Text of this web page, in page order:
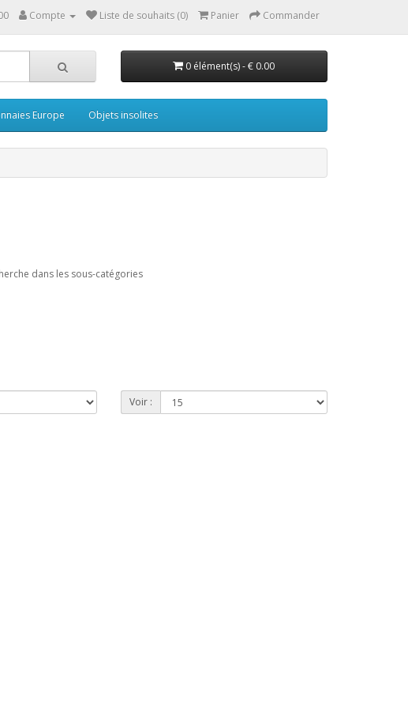
Compte Liste de souhaits (0) Panier Commander
0 élément(s) - € 0.00
Europe Objets insolites
dans les sous-catégories
Voir :